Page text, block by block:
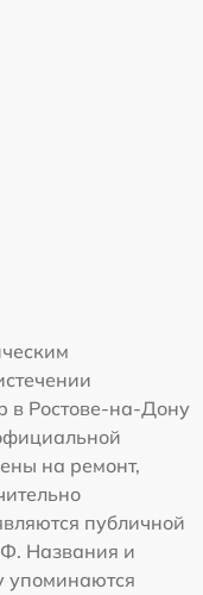
в Ростове-на-Дону
на ремонт,
публичной
Названия и
упоминаются